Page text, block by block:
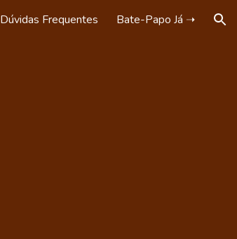
Dúvidas Frequentes Bate-Papo Já ➝